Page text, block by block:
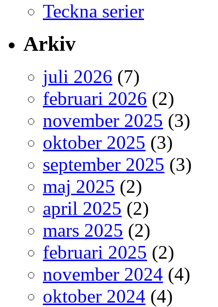
Teckna serier
Arkiv
juli 2026 (7)
februari 2026 (2)
november 2025 (3)
oktober 2025 (3)
september 2025 (3)
maj 2025 (2)
april 2025 (2)
mars 2025 (2)
februari 2025 (2)
november 2024 (4)
oktober 2024 (4)